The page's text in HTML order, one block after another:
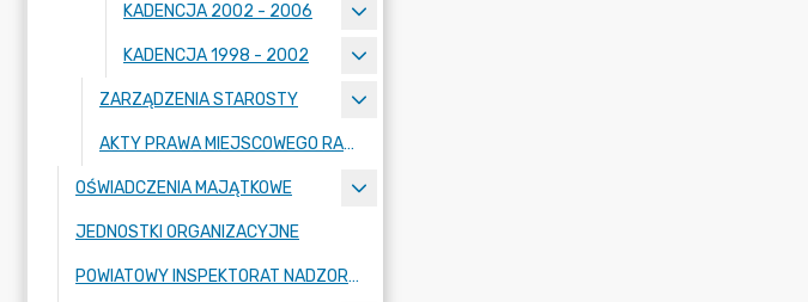
KADENCJA 2002 - 2006
KADENCJA 1998 - 2002
ZARZĄDZENIA STAROSTY
AKTY PRAWA MIEJSCOWEGO RADY POWIATU ZGORZELECKIEGO
OŚWIADCZENIA MAJĄTKOWE
JEDNOSTKI ORGANIZACYJNE
POWIATOWY INSPEKTORAT NADZORU BUDOWLANEGO